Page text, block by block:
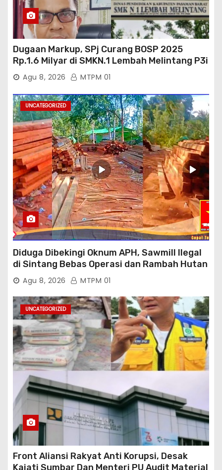
Dugaan Markup, SPj Curang BOSP 2025
Rp.1.6 Milyar di SMKN.1 Lembah Melintang P3i
: Kajati Sumbar Panggil dan Periksa
Agu 8, 2026 MTPM 01
UNCATEGORIZED
Diduga Dibekingi Oknum APH, Sawmill Ilegal
di Sintang Bebas Operasi dan Rambah Hutan
Lindung
Agu 8, 2026 MTPM 01
UNCATEGORIZED
Front Aliansi Rakyat Anti Korupsi, Desak
Kajati Sumbar Dan Menteri PU Audit Material